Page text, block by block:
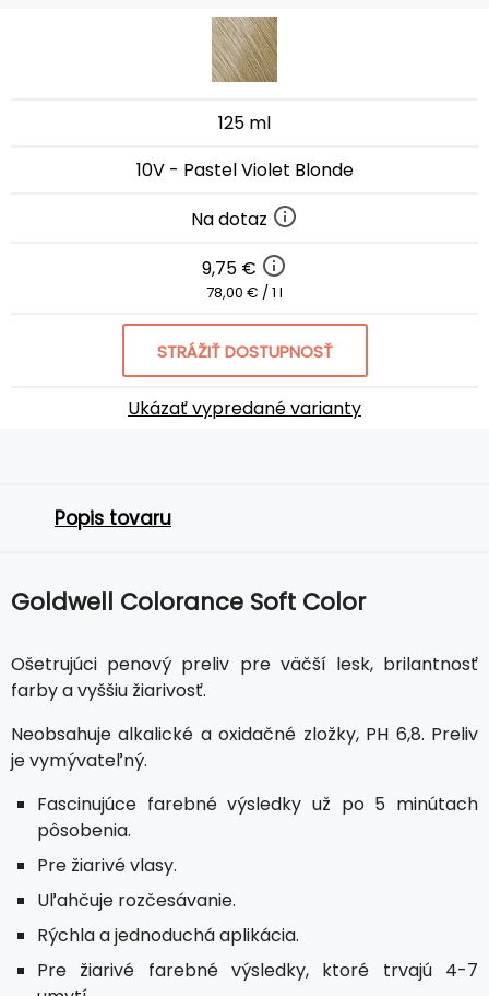
125 ml
10V - Pastel Violet Blonde
Na dotaz
9,75 €
78,00 € / 1 l
STRÁŽIŤ DOSTUPNOSŤ
Ukázať vypredané varianty
Popis tovaru
Goldwell Colorance Soft Color
Ošetrujúci penový preliv pre väčší lesk, brilantnosť
farby a vyššiu žiarivosť.
Neobsahuje alkalické a oxidačné zložky, PH 6,8. Preliv
je vymývateľný.
Fascinujúce farebné výsledky už po 5 minútach
pôsobenia.
Pre žiarivé vlasy.
Uľahčuje rozčesávanie.
Rýchla a jednoduchá aplikácia.
Pre žiarivé farebné výsledky, ktoré trvajú 4-7